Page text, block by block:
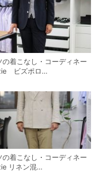
の着こなし・コーディネー
ビズポロ…
の着こなし・コーディネー
リネン混…